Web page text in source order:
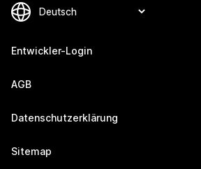
Entwickler-Login
AGB
Datenschutzerklärung
Sitemap